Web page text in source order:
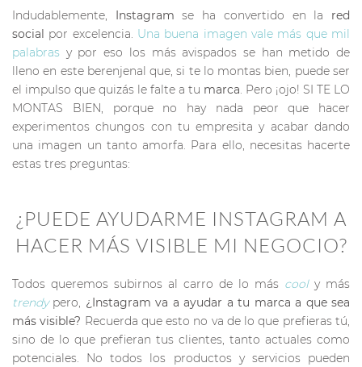
Indudablemente, Instagram se ha convertido en la red
social
por excelencia. Una buena imagen vale más que mil
palabras y por eso los más avispados se han metido de
lleno en este berenjenal que, si te lo montas bien, puede ser
el impulso que quizás le falte a tu marca. Pero ¡ojo! SI TE LO
MONTAS BIEN, porque no hay nada peor que hacer
experimentos chungos con tu empresita y acabar dando
una imagen un tanto amorfa. Para ello, necesitas hacerte
estas tres preguntas:
¿PUEDE AYUDARME INSTAGRAM A
HACER MÁS VISIBLE MI NEGOCIO?
Todos queremos subirnos al carro de lo más cooly más
trendypero, ¿Instagram va a ayudar a tu marca a que sea
más visible? Recuerda que esto no va de lo que prefieras tú,
sino de lo que prefieran tus clientes, tanto actuales como
potenciales. No todos los productos y servicios pueden